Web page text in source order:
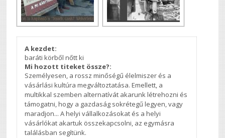
A kezdet:
baráti körből nőtt ki
Mi hozott titeket össze?:
Személyesen, a rossz minőségű élelmiszer és a
vásárlási kultúra megváltoztatása. Emellett, a
multikkal szemben alternatívát akarunk létrehozni és
támogatni, hogy a gazdaság sokrétegű legyen, vagy
maradjon... A helyi vállalkozásokat és a helyi
vásárlókat akartuk összekapcsolni, az egymásra
találásban segítünk.